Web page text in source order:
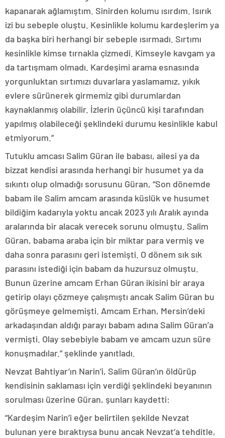
kapanarak ağlamıştım. Sinirden kolumu ısırdım. Isırık
izi bu sebeple oluştu. Kesinlikle kolumu kardeşlerim ya
da başka biri herhangi bir sebeple ısırmadı. Sırtımı
kesinlikle kimse tırnakla çizmedi. Kimseyle kavgam ya
da tartışmam olmadı. Kardeşimi arama esnasında
yorgunluktan sırtımızı duvarlara yaslamamız, yıkık
evlere sürünerek girmemiz gibi durumlardan
kaynaklanmış olabilir. İzlerin üçüncü kişi tarafından
yapılmış olabileceği şeklindeki durumu kesinlikle kabul
etmiyorum.”
Tutuklu amcası Salim Güran ile babası, ailesi ya da
bizzat kendisi arasında herhangi bir husumet ya da
sıkıntı olup olmadığı sorusunu Güran, “Son dönemde
babam ile Salim amcam arasında küslük ve husumet
bildiğim kadarıyla yoktu ancak 2023 yılı Aralık ayında
aralarında bir alacak verecek sorunu olmuştu. Salim
Güran, babama araba için bir miktar para vermiş ve
daha sonra parasını geri istemişti. O dönem sık sık
parasını istediği için babam da huzursuz olmuştu.
Bunun üzerine amcam Erhan Güran ikisini bir araya
getirip olayı çözmeye çalışmıştı ancak Salim Güran bu
görüşmeye gelmemişti. Amcam Erhan, Mersin’deki
arkadaşından aldığı parayı babam adına Salim Güran’a
vermişti. Olay sebebiyle babam ve amcam uzun süre
konuşmadılar.” şeklinde yanıtladı.
Nevzat Bahtiyar’ın Narin’i, Salim Güran’ın öldürüp
kendisinin saklaması için verdiği şeklindeki beyanının
sorulması üzerine Güran, şunları kaydetti:
“Kardeşim Narin’i eğer belirtilen şekilde Nevzat
bulunan yere bıraktıysa bunu ancak Nevzat’a tehditle,